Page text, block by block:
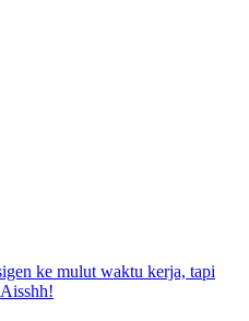
ke mulut waktu kerja, tapi